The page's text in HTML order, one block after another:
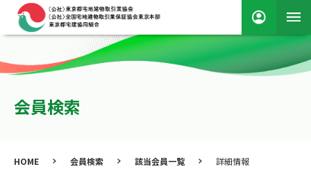
会員検索
HOME 会員検索 該当会員一覧 詳細情報